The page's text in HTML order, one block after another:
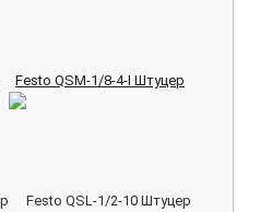
Festo QSM-1/8-4-I Штуцер